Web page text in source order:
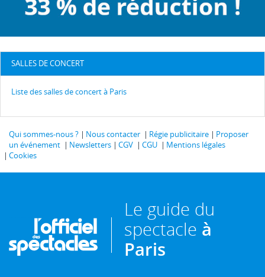
SALLES DE CONCERT
Liste des salles de concert à Paris
Qui sommes-nous ? Nous contacter Régie publicitaire
Proposer
un événement
Newsletters CGV CGU
Mentions légales
Cookies
Le guide du
spectacle à
Paris